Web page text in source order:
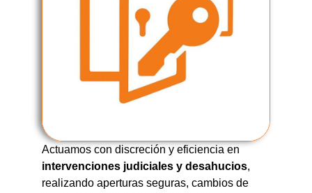
Actuamos con discreción y eficiencia en
intervenciones judiciales y desahucios,
realizando aperturas seguras, cambios de